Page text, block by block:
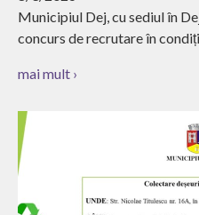
Municipiul Dej, cu sediul în
concurs de recrutare în
mai mult ›